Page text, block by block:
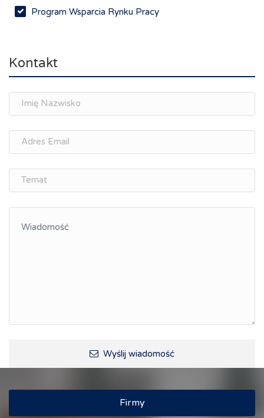
Program Wsparcia Rynku Pracy
Spotkania branżowe
Memorandum Gospodarcze PL-CZ
Śląskie Porozumienie Gospodarcze
ŚLĄSK.ONLINE
Integracja
Kontakt
Wyślij wiadomość
Firmy